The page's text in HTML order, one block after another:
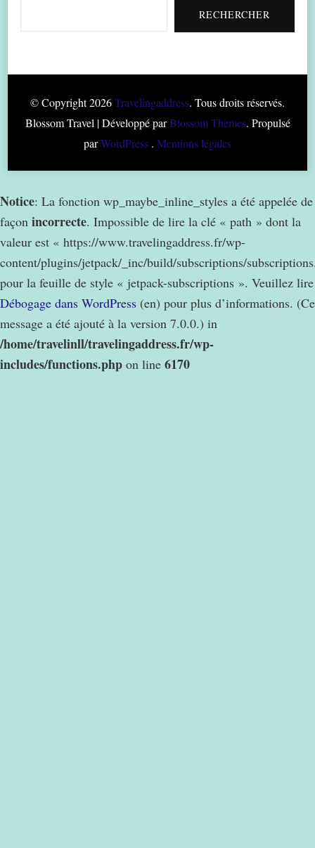
RECHERCHER
© Copyright 2026Travelingaddress. Tous droits réservés.
Blossom Travel | Développé parBlossom Themes. Propulsé
parWordPress . Mentions légales
Notice: La fonction wp_maybe_inline_styles a été appelée de
façon incorrecte. Impossible de lire la clé « path » dont la
valeur est « https://www.travelingaddress.fr/wp-
content/plugins/jetpack/_inc/build/subscriptions/
pour la feuille de style « jetpack-subscriptions ». Veuillez lire
Débogage dans WordPress (en) pour plus d’informations. (Ce
message a été ajouté à la version 7.0.0.) in
/home/travelinll/travelingaddress.fr/wp-
includes/functions.php on line 6170